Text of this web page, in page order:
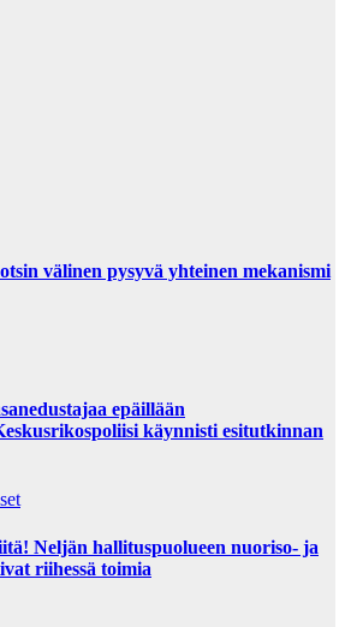
välinen pysyvä yhteinen mekanismi
epäillään
käynnisti esitutkinnan
Neljän hallituspuolueen nuoriso- ja
riihessä toimia